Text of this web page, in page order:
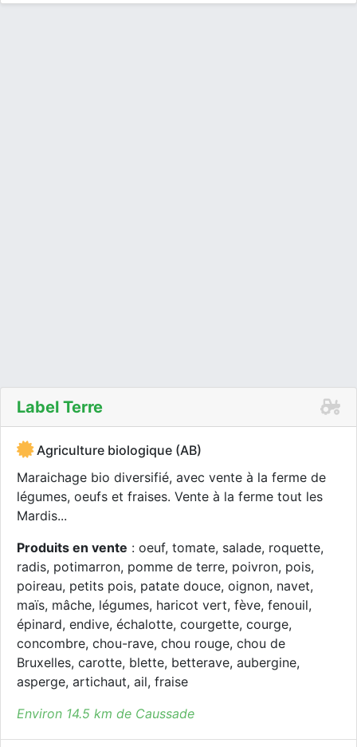
Label Terre
Agriculture biologique (AB)
Maraichage bio diversifié, avec vente à la ferme de
légumes, oeufs et fraises. Vente à la ferme tout les
Mardis...
Produits en vente : oeuf, tomate, salade, roquette,
radis, potimarron, pomme de terre, poivron, pois,
poireau, petits pois, patate douce, oignon, navet,
maïs, mâche, légumes, haricot vert, fève, fenouil,
épinard, endive, échalotte, courgette, courge,
concombre, chou-rave, chou rouge, chou de
Bruxelles, carotte, blette, betterave, aubergine,
asperge, artichaut, ail, fraise
Environ 14.5 km de Caussade